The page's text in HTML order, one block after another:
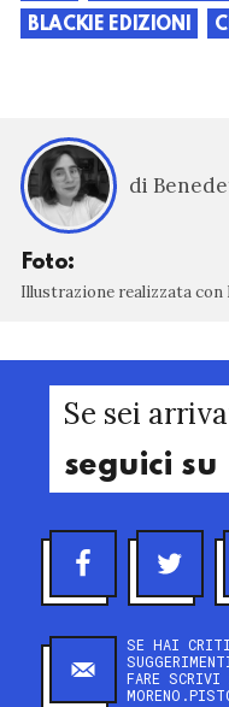
BLACKIE EDIZIONI
di
Foto:
Illustrazione realizzata con
Se sei
seguici su
SE HAI
FARE SCRIVI